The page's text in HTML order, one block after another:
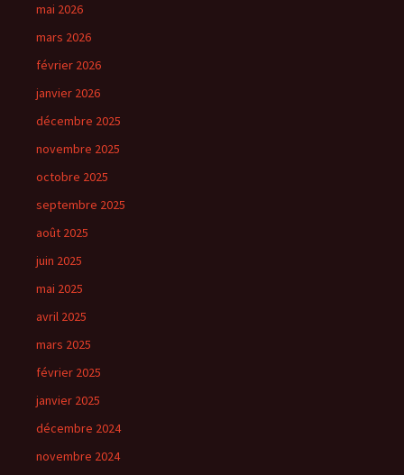
mai 2026
mars 2026
février 2026
janvier 2026
décembre 2025
novembre 2025
octobre 2025
septembre 2025
août 2025
juin 2025
mai 2025
avril 2025
mars 2025
février 2025
janvier 2025
décembre 2024
novembre 2024